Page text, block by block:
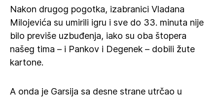
Nakon drugog pogotka, izabranici Vladana
Milojevića su umirili igru i sve do 33. minuta nije
bilo previše uzbuđenja, iako su oba štopera
našeg tima – i Pankov i Degenek – dobili žute
kartone.
A onda je Garsija sa desne strane utrčao u